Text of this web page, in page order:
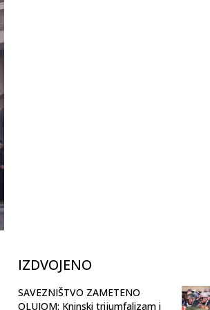
IZDVOJENO
SAVEZNIŠTVO ZAMETENO
OLUJOM: Kninski trijumfalizam i